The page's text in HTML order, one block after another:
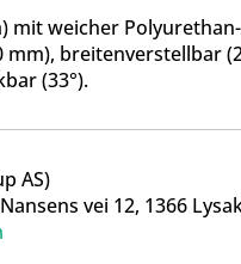
mit weicher
mm), breitenverstellbar
(33°).
AS)
vei 12, 1366